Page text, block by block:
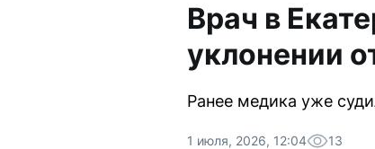
Врач в
уклонении
Ранее медика уже
1 июля, 2026, 12:04 13